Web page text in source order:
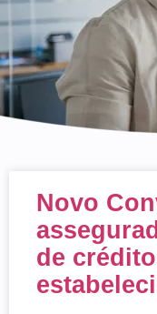
Novo
de